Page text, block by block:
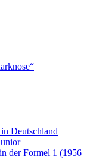
Deutschland
der Formel 1 (1956